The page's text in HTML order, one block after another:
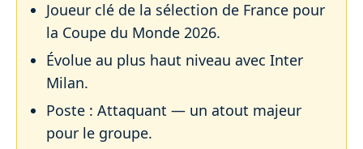
Joueur clé de la sélection de France pour
la Coupe du Monde 2026.
Évolue au plus haut niveau avec Inter
Milan.
Poste : Attaquant — un atout majeur
pour le groupe.